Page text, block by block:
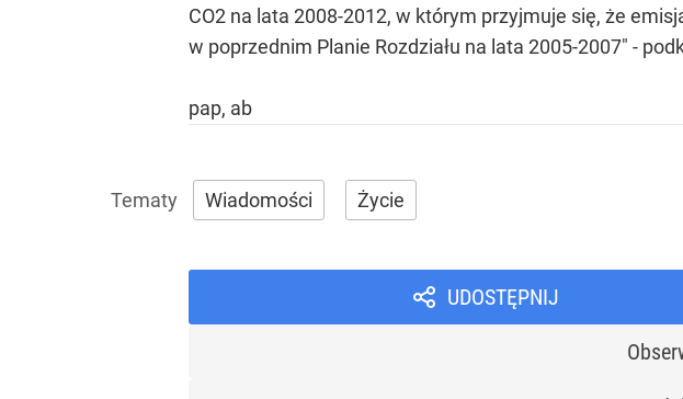
CO2 na lata 2008-2012, w którym przyjmuje się, że
w poprzednim Planie Rozdziału na lata 2005-2007" -
pap, ab
Wiadomości Życie
UDOSTĘPNIJ